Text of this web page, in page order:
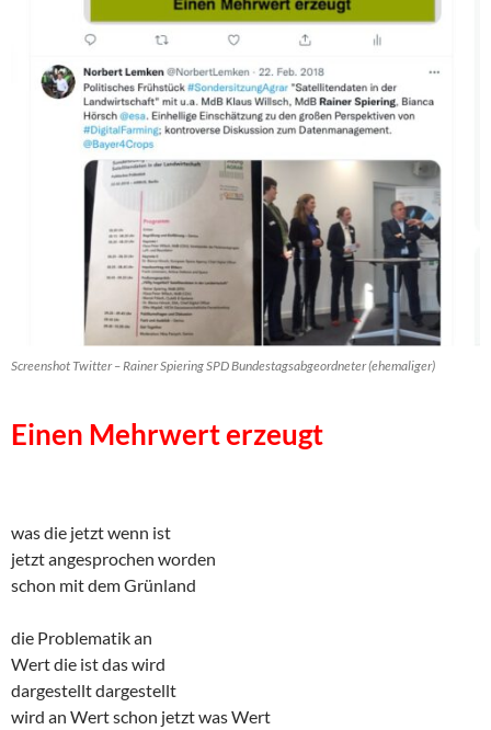
Screenshot Twitter – Rainer Spiering SPD Bundestagsabgeordneter (ehemaliger)
Einen Mehrwert erzeugt
was die jetzt wenn ist
jetzt angesprochen worden
schon mit dem Grünland
die Problematik an
Wert die ist das wird
dargestellt dargestellt
wird an Wert schon jetzt was Wert